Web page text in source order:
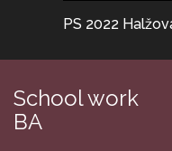
PS 2022
School work
BA